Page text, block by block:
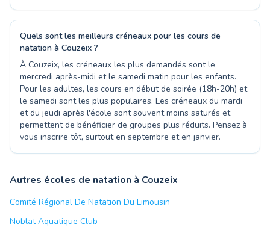
Quels sont les meilleurs créneaux pour les cours de
natation à Couzeix ?
À Couzeix, les créneaux les plus demandés sont le
mercredi après-midi et le samedi matin pour les enfants.
Pour les adultes, les cours en début de soirée (18h-20h) et
le samedi sont les plus populaires. Les créneaux du mardi
et du jeudi après l'école sont souvent moins saturés et
permettent de bénéficier de groupes plus réduits. Pensez à
vous inscrire tôt, surtout en septembre et en janvier.
Autres écoles de natation à Couzeix
Comité Régional De Natation Du Limousin
Noblat Aquatique Club